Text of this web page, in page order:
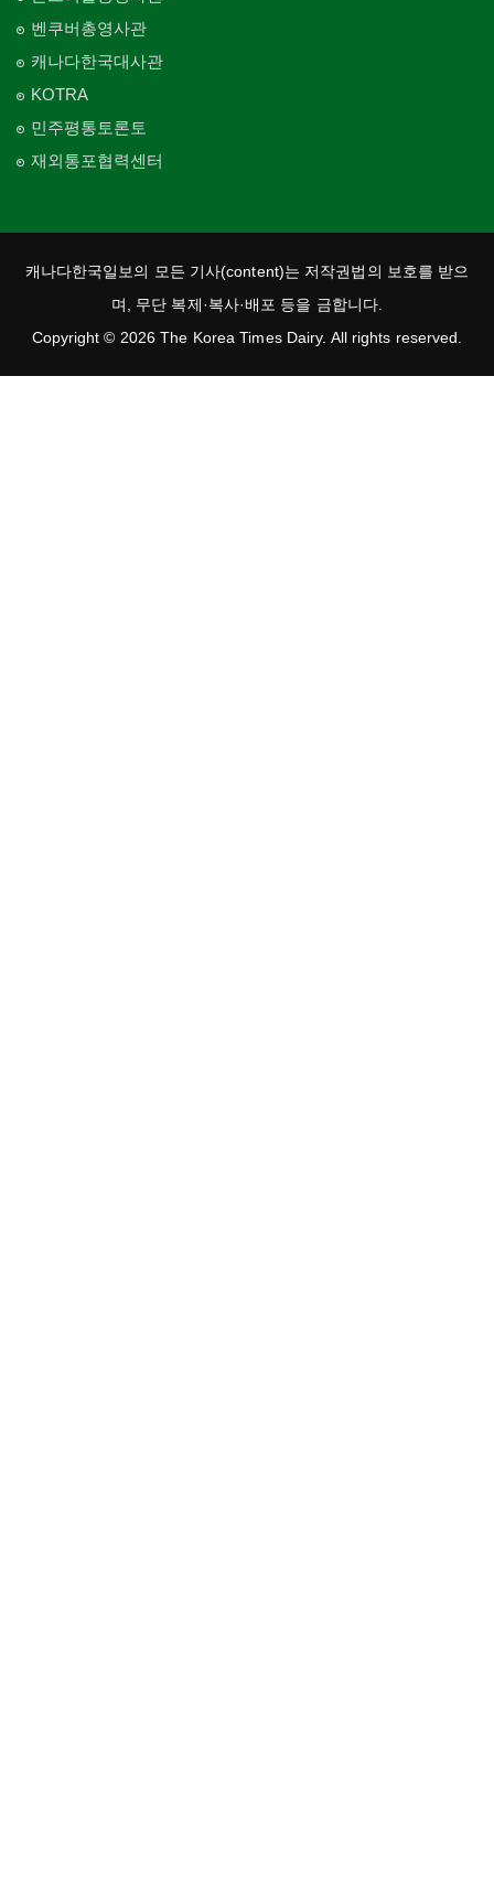
벤쿠버총영사관
캐나다한국대사관
KOTRA
민주평통토론토
재외통포협력센터
캐나다한국일보의 모든 기사(content)는 저작권법의 보호를 받으
며, 무단 복제·복사·배포 등을 금합니다.
Copyright © 2026 The Korea Times Dairy. All rights reserved.